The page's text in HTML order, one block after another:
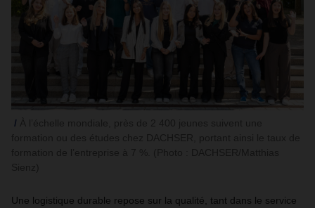
Une logistique durable repose sur la qualité, tant dans le service